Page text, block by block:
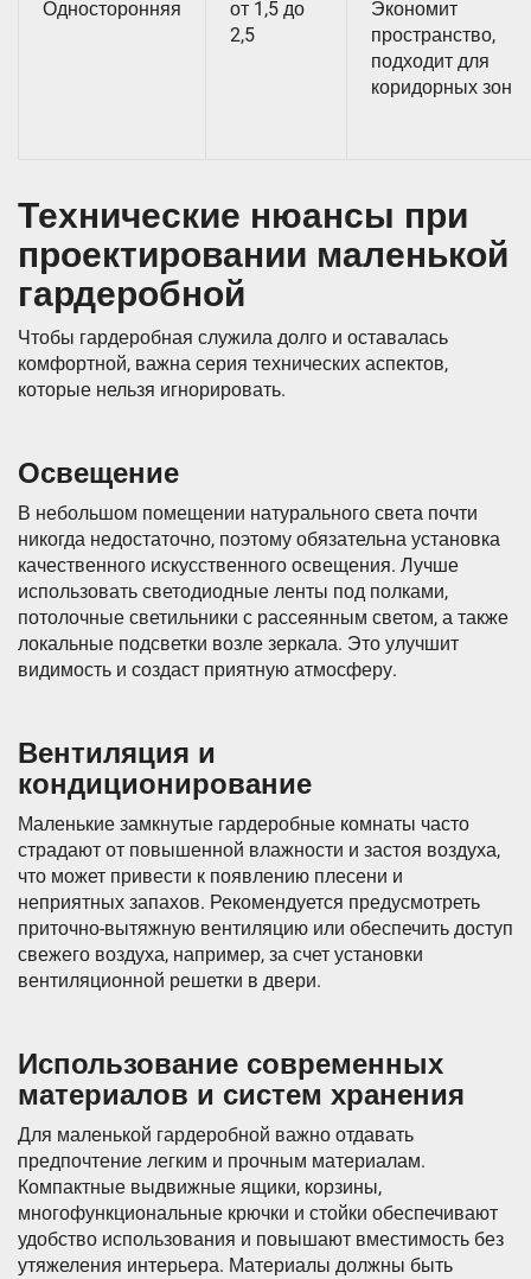
Односторонняя
от 1,5 до
2,5
Экономит
пространство,
подходит для
коридорных зон
Технические нюансы при
проектировании маленькой
гардеробной
Чтобы гардеробная служила долго и оставалась
комфортной, важна серия технических аспектов,
которые нельзя игнорировать.
Освещение
В небольшом помещении натурального света почти
никогда недостаточно, поэтому обязательна установка
качественного искусственного освещения. Лучше
использовать светодиодные ленты под полками,
потолочные светильники с рассеянным светом, а также
локальные подсветки возле зеркала. Это улучшит
видимость и создаст приятную атмосферу.
Вентиляция и
кондиционирование
Маленькие замкнутые гардеробные комнаты часто
страдают от повышенной влажности и застоя воздуха,
что может привести к появлению плесени и
неприятных запахов. Рекомендуется предусмотреть
приточно-вытяжную вентиляцию или обеспечить доступ
свежего воздуха, например, за счет установки
вентиляционной решетки в двери.
Использование современных
материалов и систем хранения
Для маленькой гардеробной важно отдавать
предпочтение легким и прочным материалам.
Компактные выдвижные ящики, корзины,
многофункциональные крючки и стойки обеспечивают
удобство использования и повышают вместимость без
утяжеления интерьера. Материалы должны быть